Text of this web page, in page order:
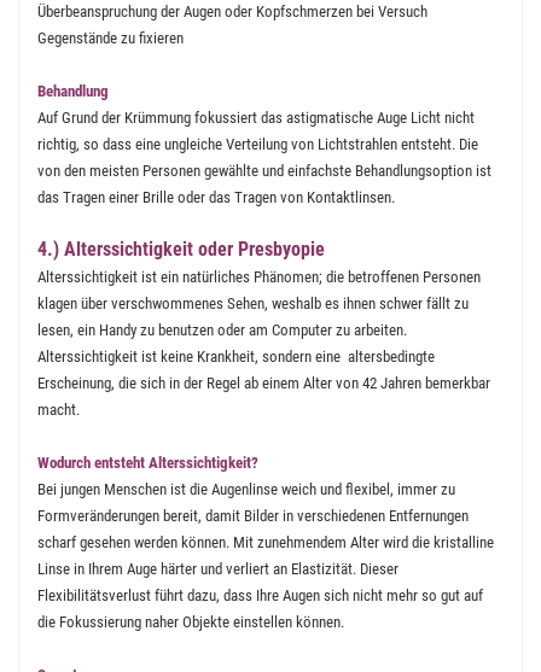
Überbeanspruchung der Augen oder Kopfschmerzen bei Versuch
Gegenstände zu fixieren
Behandlung
Auf Grund der Krümmung fokussiert das astigmatische Auge Licht nicht
richtig, so dass eine ungleiche Verteilung von Lichtstrahlen entsteht. Die
von den meisten Personen gewählte und einfachste Behandlungsoption ist
das Tragen einer Brille oder das Tragen von Kontaktlinsen.
4.) Alterssichtigkeit oder Presbyopie
Alterssichtigkeit ist ein natürliches Phänomen; die betroffenen Personen
klagen über verschwommenes Sehen, weshalb es ihnen schwer fällt zu
lesen, ein Handy zu benutzen oder am Computer zu arbeiten.
Alterssichtigkeit ist keine Krankheit, sondern eine altersbedingte
Erscheinung, die sich in der Regel ab einem Alter von 42 Jahren bemerkbar
macht.
Wodurch entsteht Alterssichtigkeit?
Bei jungen Menschen ist die Augenlinse weich und flexibel, immer zu
Formveränderungen bereit, damit Bilder in verschiedenen Entfernungen
scharf gesehen werden können. Mit zunehmendem Alter wird die kristalline
Linse in Ihrem Auge härter und verliert an Elastizität. Dieser
Flexibilitätsverlust führt dazu, dass Ihre Augen sich nicht mehr so gut auf
die Fokussierung naher Objekte einstellen können.